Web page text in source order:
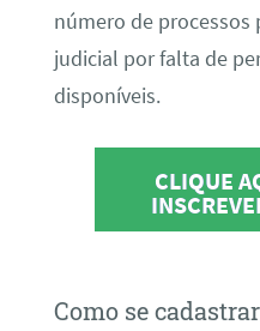
número de processos
judicial por falta de
disponíveis.
CLIQUE
Como se